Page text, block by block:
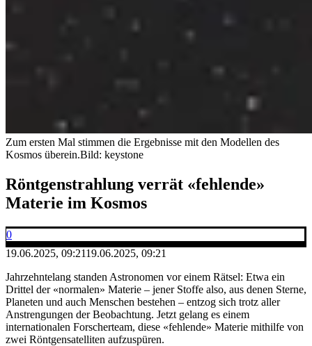
Zum ersten Mal stimmen die Ergebnisse mit den Modellen des
Kosmos überein.Bild: keystone
Röntgenstrahlung verrät «fehlende»
Materie im Kosmos
0
19.06.2025, 09:2119.06.2025, 09:21
Jahrzehntelang standen Astronomen vor einem Rätsel: Etwa ein
Drittel der «normalen» Materie – jener Stoffe also, aus denen Sterne,
Planeten und auch Menschen bestehen – entzog sich trotz aller
Anstrengungen der Beobachtung. Jetzt gelang es einem
internationalen Forscherteam, diese «fehlende» Materie mithilfe von
zwei Röntgensatelliten aufzuspüren.